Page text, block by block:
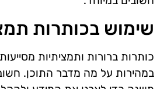
שימוש בכותרות
כותרות ברורות ותמציתיות
במהירות על מה מדבר התוכן.